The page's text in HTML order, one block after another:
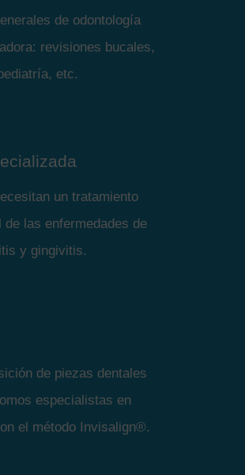
de odontología
revisiones bucales,
etc.
un tratamiento
de las enfermedades de
y gingivitis.
de piezas dentales
especialistas en
el método Invisalign®.